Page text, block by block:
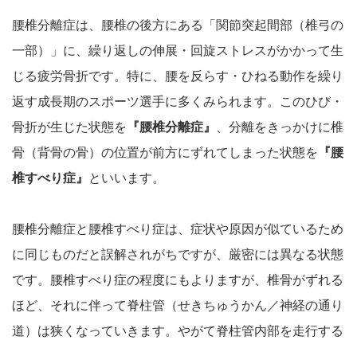
腰椎分離症は、腰椎の後方にある「関節突起間部（椎弓の
一部）」に、繰り返しの伸展・回旋ストレスがかかって生
じる疲労骨折です。特に、腰を反らす・ひねる動作を繰り
返す成長期のスポーツ選手に多くみられます。このひび・
骨折が生じた状態を 『腰椎分離症』
、分離をきっかけに椎
骨（背骨の骨）の位置が前方にずれてしまった状態を 『腰
椎すべり症』
といいます。
腰椎分離症と腰椎すべり症は、症状や原因が似ているため
に同じものだと誤解されがちですが、厳密には異なる状態
です。腰椎すべり症の程度にもよりますが、椎骨がずれる
ほど、それに伴って脊柱管（せきちゅうかん／神経の通り
道）は狭くなっていきます。やがて脊柱管内部を走行する